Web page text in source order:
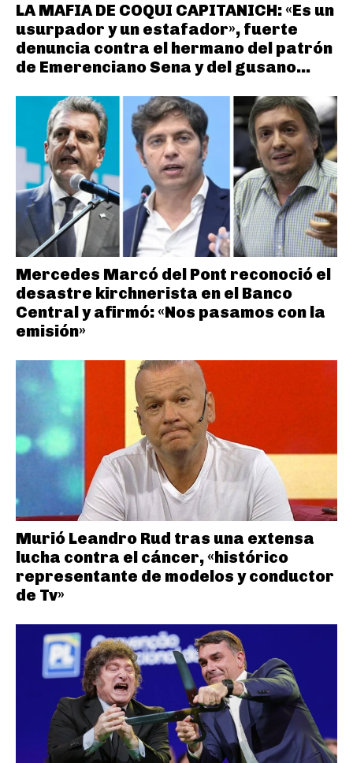
LA MAFIA DE COQUI CAPITANICH: «Es un
usurpador y un estafador», fuerte
denuncia contra el hermano del patrón
de Emerenciano Sena y del gusano...
Mercedes Marcó del Pont reconoció el
desastre kirchnerista en el Banco
Central y afirmó: «Nos pasamos con la
emisión»
Murió Leandro Rud tras una extensa
lucha contra el cáncer, «histórico
representante de modelos y conductor
de Tv»